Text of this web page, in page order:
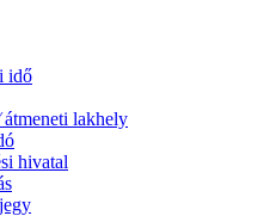
idő
átmeneti lakhely
hivatal